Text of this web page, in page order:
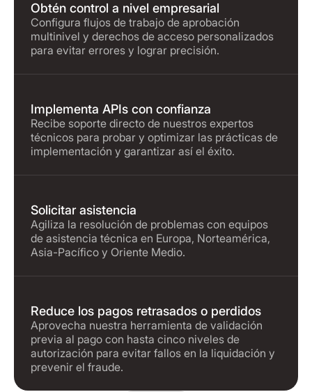
Obtén control a nivel empresarial
Configura flujos de trabajo de aprobación
multinivel y derechos de acceso personalizados
para evitar errores y lograr precisión.
Implementa APIs con confianza
Recibe soporte directo de nuestros expertos
técnicos para probar y optimizar las prácticas de
implementación y garantizar así el éxito.
Solicitar asistencia
Agiliza la resolución de problemas con equipos
de asistencia técnica en Europa, Norteamérica,
Asia-Pacífico y Oriente Medio.
Reduce los pagos retrasados o perdidos
Aprovecha nuestra herramienta de validación
previa al pago con hasta cinco niveles de
autorización para evitar fallos en la liquidación y
prevenir el fraude.